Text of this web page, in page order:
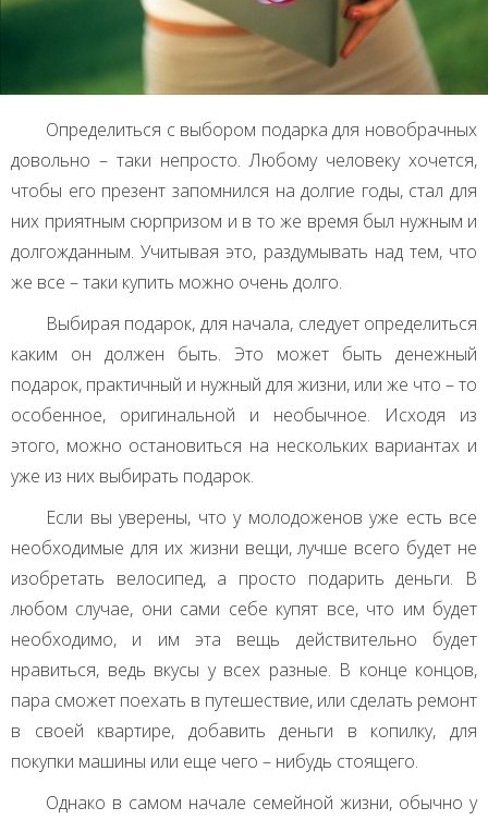
Определиться с выбором подарка для новобрачных
довольно – таки непросто. Любому человеку хочется,
чтобы его презент запомнился на долгие годы, стал для
них приятным сюрпризом и в то же время был нужным и
долгожданным. Учитывая это, раздумывать над тем, что
же все – таки купить можно очень долго.
Выбирая подарок, для начала, следует определиться
каким он должен быть. Это может быть денежный
подарок, практичный и нужный для жизни, или же что – то
особенное, оригинальной и необычное. Исходя из
этого, можно остановиться на нескольких вариантах и
уже из них выбирать подарок.
Если вы уверены, что у молодоженов уже есть все
необходимые для их жизни вещи, лучше всего будет не
изобретать велосипед, а просто подарить деньги. В
любом случае, они сами себе купят все, что им будет
необходимо, и им эта вещь действительно будет
нравиться, ведь вкусы у всех разные. В конце концов,
пара сможет поехать в путешествие, или сделать ремонт
в своей квартире, добавить деньги в копилку, для
покупки машины или еще чего – нибудь стоящего.
Однако в самом начале семейной жизни, обычно у